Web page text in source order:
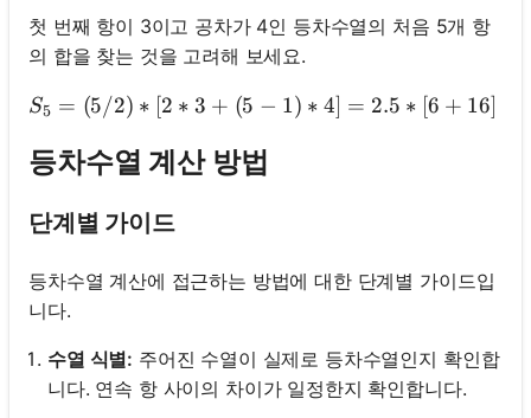
첫 번째 항이 3이고 공차가 4인 등차수열의 처음 5개 항
의 합을 찾는 것을 고려해 보세요.
S_5 = (5/2) * [2 *
S5 = (5/2) ∗ [2 ∗ 3 + (5 − 1) ∗ 4] = 2.5 ∗ [6 + 16]
등차수열 계산 방법
단계별 가이드
등차수열 계산에 접근하는 방법에 대한 단계별 가이드입
니다.
수열 식별: 주어진 수열이 실제로 등차수열인지 확인합
니다. 연속 항 사이의 차이가 일정한지 확인합니다.